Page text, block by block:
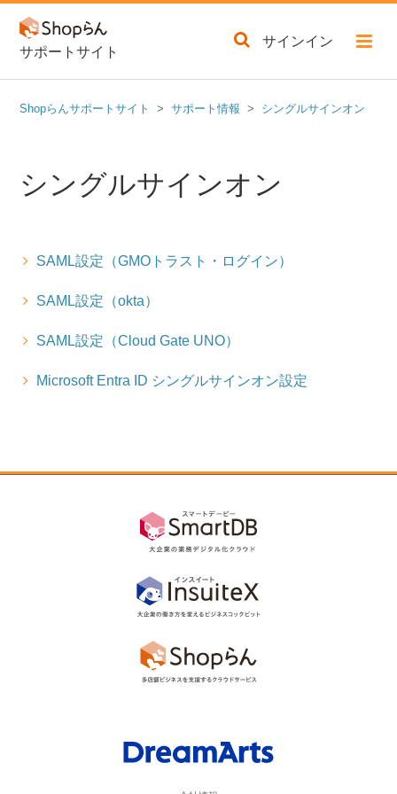
サポートサイト
サインイン
Shopらんサポートサイト サポート情報 シングルサインオン
シングルサインオン
SAML設定（GMOトラスト・ログイン）
SAML設定（okta）
SAML設定（Cloud Gate UNO）
Microsoft Entra ID シングルサインオン設定